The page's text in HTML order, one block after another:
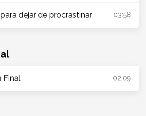
dejar de procrastinar 03:58
Final 02:09